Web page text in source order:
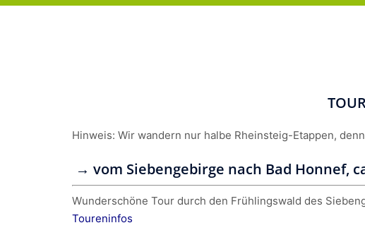
Hinweis: Wir wandern nur halbe Rheinsteig-Etappen,
→ vom Siebengebirge nach Bad Honnef,
Wunderschöne Tour durch den Frühlingswald des
Toureninfos